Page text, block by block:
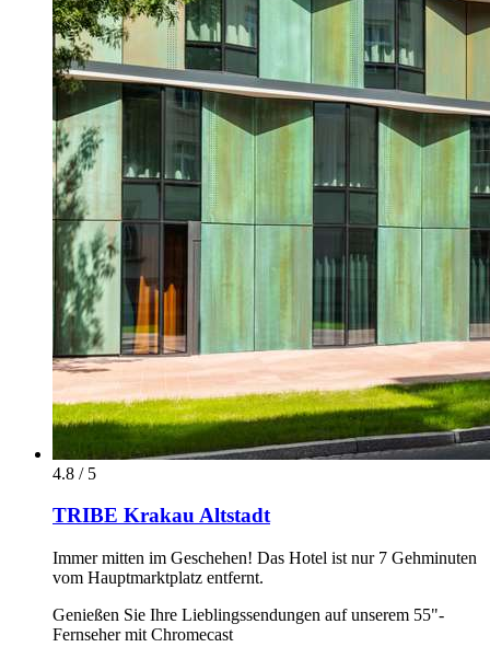
4.8 / 5
TRIBE Krakau Altstadt
Immer mitten im Geschehen! Das Hotel ist nur 7 Gehminuten
vom Hauptmarktplatz entfernt.
Genießen Sie Ihre Lieblingssendungen auf unserem 55"-
Fernseher mit Chromecast